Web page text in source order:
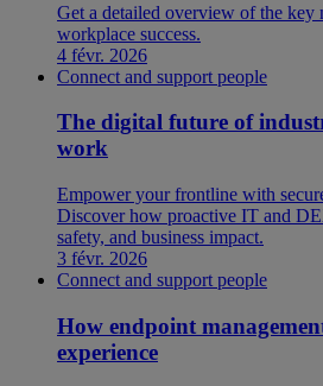
Get a detailed overview of the key
workplace success.
4 févr. 2026
Connect and support people
The digital future of
work
Empower your frontline with
Discover how proactive IT and
safety, and business impact.
3 févr. 2026
Connect and support people
How endpoint
experience